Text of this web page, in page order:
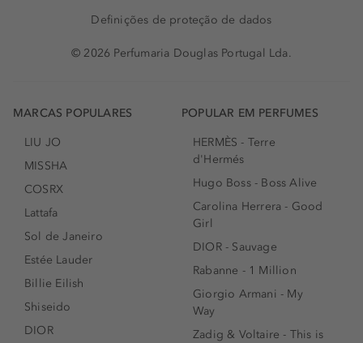
Definições de proteção de dados
© 2026 Perfumaria Douglas Portugal Lda.
MARCAS POPULARES
LIU JO
MISSHA
COSRX
Lattafa
Sol de Janeiro
Estée Lauder
Billie Eilish
Shiseido
DIOR
POPULAR EM PERFUMES
HERMÈS - Terre
d'Hermés
Hugo Boss - Boss Alive
Carolina Herrera - Good
Girl
DIOR - Sauvage
Rabanne - 1 Million
Giorgio Armani - My
Way
Zadig & Voltaire - This is